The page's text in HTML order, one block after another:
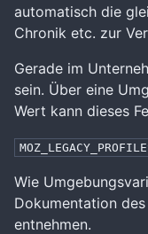
automatisch die
Chronik etc. zur
Gerade im
sein. Über eine
Wert kann dieses
Wie
Dokumentation
entnehmen.